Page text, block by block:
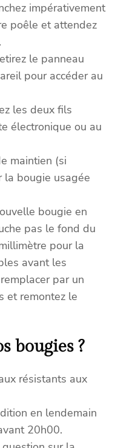
impérativement
poêle et attendez
le panneau
pour accéder au
les deux fils
électronique ou au
maintien (si
la bougie usagée
bougie en
pas le fond du
pour la
avant les
par un
et remontez le
bougies ?
résistants aux
en lendemain
20h00.